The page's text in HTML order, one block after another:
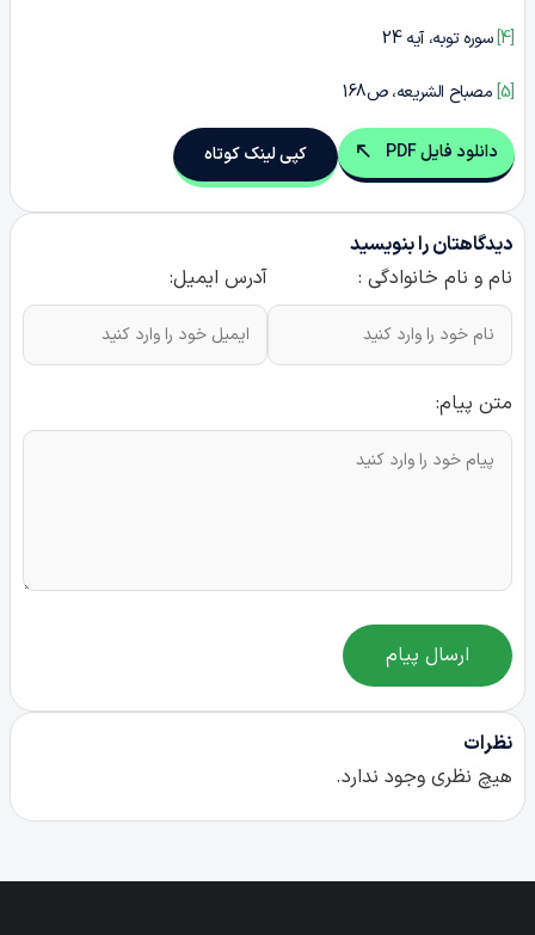
[4] سوره توبه، آیه 24
[5] مصباح الشریعه، ص168
دانلود فایل PDF کپی لینک کوتاه
دیدگاهتان را بنویسید
نام و نام خانوادگی :
آدرس ایمیل:
متن پیام:
ارسال پیام
نظرات
هیچ نظری وجود ندارد.